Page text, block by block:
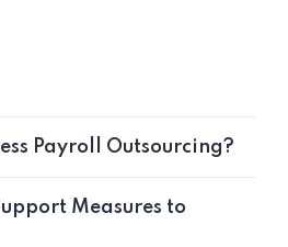
Payroll Outsourcing?
Measures to